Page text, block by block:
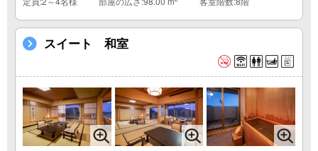
スイート 和室